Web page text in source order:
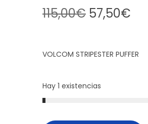
115,00€ 57,50€
VOLCOM STRIPESTER PUFFER
Hay 1 existencias